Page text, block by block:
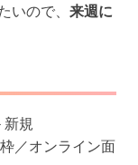
いので、 来週に
新規
／オンライン面